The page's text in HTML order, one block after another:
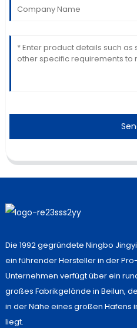
Die 1992 gegründete Ningbo
ein führender Hersteller in der
Unternehmen verfügt über ein
großes Fabrikgelände in Beilun,
in der Nähe eines großen Hafens
liegt.